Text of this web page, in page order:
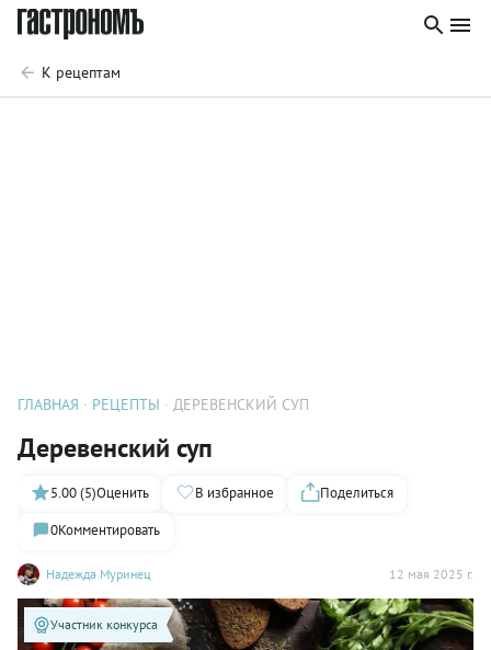
К рецептам
ГЛАВНАЯ РЕЦЕПТЫ ДЕРЕВЕНСКИЙ СУП
Деревенский суп
Надежда Муринец 12 мая 2025 г.
5.00 (5)Оценить В избранное
Поделиться
0Комментировать
Участник конкурса